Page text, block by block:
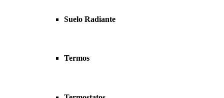
Suelo Radiante
Termos